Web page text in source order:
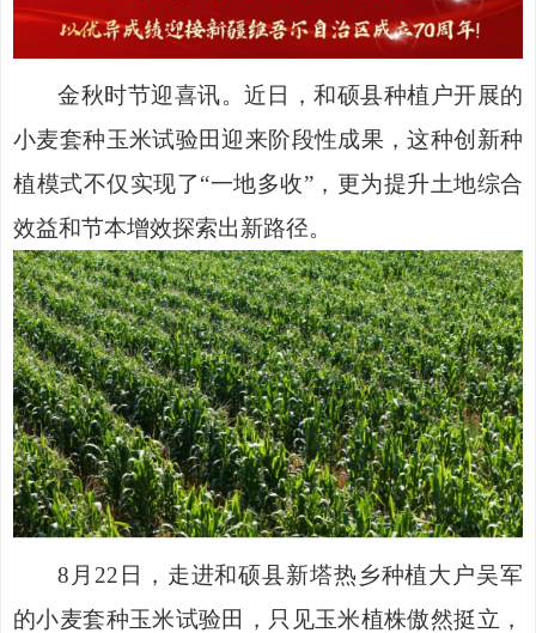
金秋时节迎喜讯。近日，和硕县种植户开展的
小麦套种玉米试验田迎来阶段性成果，这种创新种
植模式不仅实现了“一地多收”，更为提升土地综合
效益和节本增效探索出新路径。
8月22日，走进和硕县新塔热乡种植大户吴军
的小麦套种玉米试验田，只见玉米植株傲然挺立，